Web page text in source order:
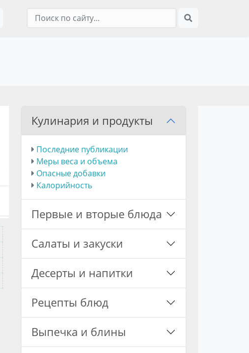
Кулинария и продукты
Последние публикации
Меры веса и объема
Опасные добавки
Калорийность
Первые и вторые блюда
Салаты и закуски
Десерты и напитки
Рецепты блюд
Выпечка и блины